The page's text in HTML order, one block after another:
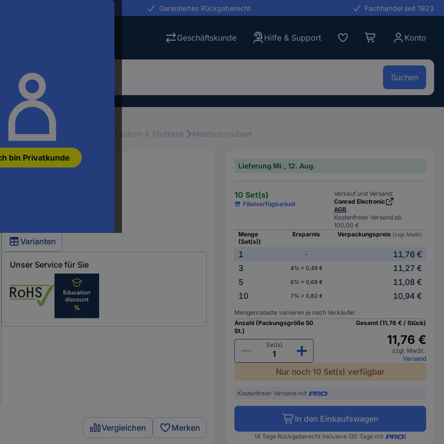
bin Privatkunde
Garantiertes Rückgaberecht Fachhandel seit 1923
Geschäftskunde Hilfe & Support Konto
Suchen
& Montagematerial Schrauben & Muttern Holzschrauben
5 mm 50 mm
Varianten
Unser Service für Sie
Vergleichen Merken
Lieferung Mi., 12. Aug.
10 Set(s)
Filialverfügbarkeit
Verkauf und Versand:
Conrad Electronic
AGB
Kostenfreier Versand ab
100,00 €
Menge
(Set(s))
Ersparnis Verpackungspreis (zzgl. MwSt.)
1 -
11,76 €
3
4% = 0,49 €
11,27 €
5
6% = 0,68 €
11,08 €
10
7% = 0,82 € 10,94 €
Mengenrabatte variieren je nach Verkäufer
Anzahl (Packungsgröße 50
St.)
Set(s)
Gesamt (11,76 € / Stück)
11,76 €
zzgl. MwSt.
Versand
Nur noch 10 Set(s) verfügbar
Kostenfreier Versand mit
In den Einkaufswagen
14 Tage Rückgaberecht inklusive (30 Tage mit )